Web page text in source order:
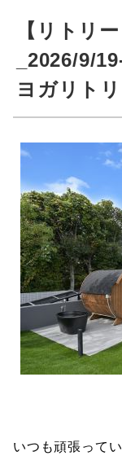
【リトリ
_2026/9/
ヨガリト
いつも頑張って